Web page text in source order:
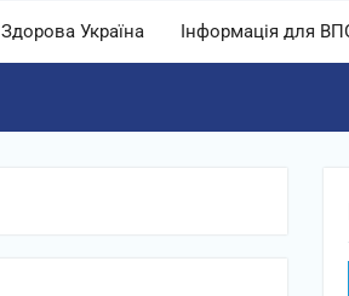
Здорова Україна Інформація для